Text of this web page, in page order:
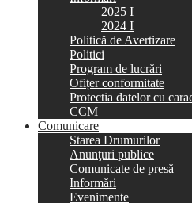
2025 I
2024 I
Politică de Avertizare
Politici
Program de lucrări
Ofițer conformitate
Protectia datelor cu
CCM
Comunicare
Starea Drumurilor
Anunţuri publice
Comunicate de presă
Informări
Evenimente